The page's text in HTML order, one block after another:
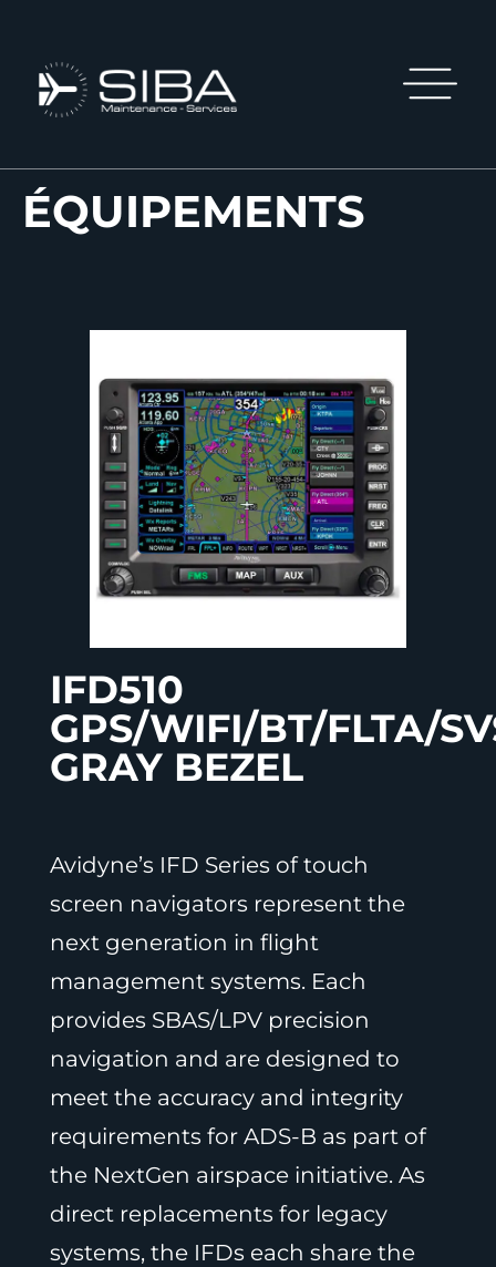
ÉQUIPEMENTS
IFD510
GPS/WIFI/BT/FLTA/
GRAY BEZEL
Avidyne’s IFD Series of touch
screen navigators represent the
next generation in flight
management systems. Each
provides SBAS/LPV precision
navigation and are designed to
meet the accuracy and integrity
requirements for ADS-B as part of
the NextGen airspace initiative. As
direct replacements for legacy
systems, the IFDs each share the